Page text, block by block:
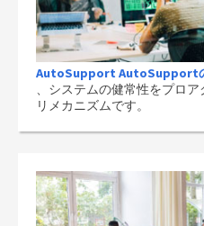
AutoSupport AutoSupport
、システムの健常性をプロ
リメカニズムです。